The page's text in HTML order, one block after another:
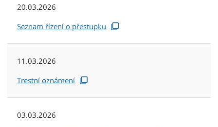
20.03.2026
Seznam řízení o přestupku
11.03.2026
Trestní oznámení
03.03.2026